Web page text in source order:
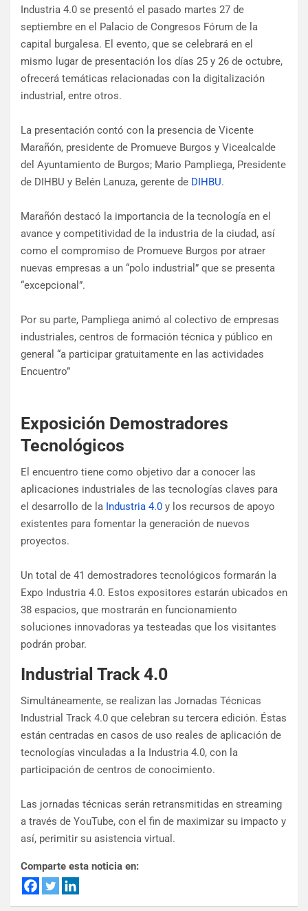
Industria 4.0 se presentó el pasado martes 27 de
septiembre en el Palacio de Congresos Fórum de la
capital burgalesa. El evento, que se celebrará en el
mismo lugar de presentación los días 25 y 26 de octubre,
ofrecerá temáticas relacionadas con la digitalización
industrial, entre otros.
La presentación contó con la presencia de Vicente
Marañón, presidente de Promueve Burgos y Vicealcalde
del Ayuntamiento de Burgos; Mario Pampliega, Presidente
de DIHBU y Belén Lanuza, gerente de DIHBU.
Marañón destacó la importancia de la tecnología en el
avance y competitividad de la industria de la ciudad, así
como el compromiso de Promueve Burgos por atraer
nuevas empresas a un “polo industrial” que se presenta
“excepcional”.
Por su parte, Pampliega animó al colectivo de empresas
industriales, centros de formación técnica y público en
general “a participar gratuitamente en las actividades
Encuentro”
Exposición Demostradores
Tecnológicos
El encuentro tiene como objetivo dar a conocer las
aplicaciones industriales de las tecnologías claves para
el desarrollo de la Industria 4.0 y los recursos de apoyo
existentes para fomentar la generación de nuevos
proyectos.
Un total de 41 demostradores tecnológicos formarán la
Expo Industria 4.0. Estos expositores estarán ubicados en
38 espacios, que mostrarán en funcionamiento
soluciones innovadoras ya testeadas que los visitantes
podrán probar.
Industrial Track 4.0
Simultáneamente, se realizan las Jornadas Técnicas
Industrial Track 4.0 que celebran su tercera edición. Éstas
están centradas en casos de uso reales de aplicación de
tecnologías vinculadas a la Industria 4.0, con la
participación de centros de conocimiento.
Las jornadas técnicas serán retransmitidas en streaming
a través de YouTube, con el fin de maximizar su impacto y
así, perimitir su asistencia virtual.
Comparte esta noticia en: